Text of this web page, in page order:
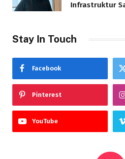
Infrastruktur
Stay In Touch
Facebook
Pinterest
YouTube